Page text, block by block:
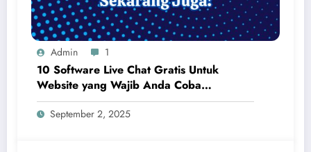
Admin 1
10 Software Live Chat Gratis Untuk
Website yang Wajib Anda Coba
Sekarang Juga!
September 2, 2025